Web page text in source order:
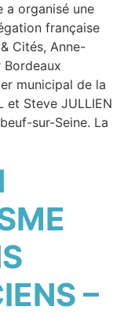
a organisé une
française
Cités, Anne-
Bordeaux
municipal de la
et Steve JULLIEN
sur-Seine. La
–